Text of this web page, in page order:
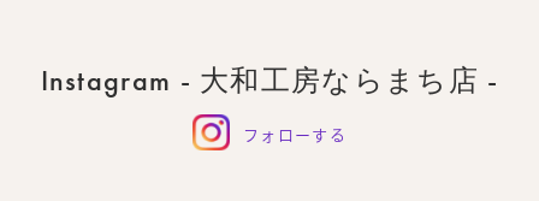
Instagram - 大和工房ならまち店 -
フォローする